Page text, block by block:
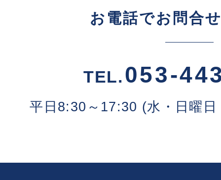
お電話でお問合
TEL.053-
平日8:30～17:30 (水・日曜